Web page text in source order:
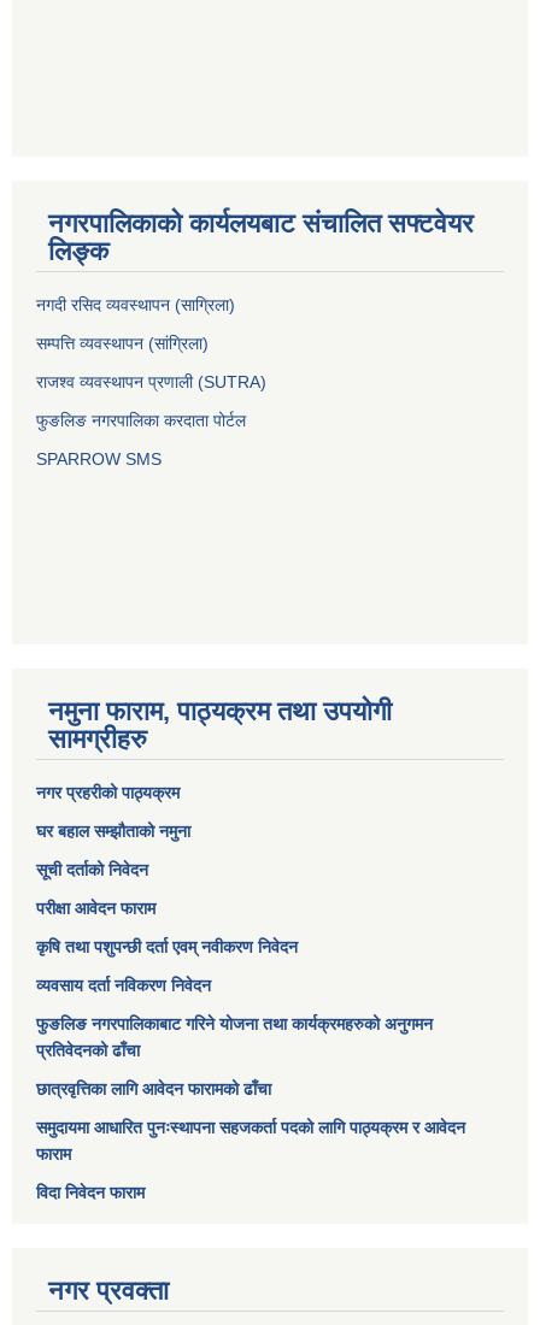
नगरपालिकाको कार्यलयबाट संचालित सफ्टवेयर
लिङ्क
नगदी रसिद व्यवस्थापन (साग्रिला)
सम्पत्ति व्यवस्थापन (सांग्रिला)
राजश्व व्यवस्थापन प्रणाली (SUTRA)
फुङलिङ नगरपालिका करदाता पोर्टल
SPARROW SMS
नमुना फाराम, पाठ्यक्रम तथा उपयोगी
सामग्रीहरु
नगर प्रहरीको पाठ्यक्रम
घर बहाल सम्झौताको नमुना
सूची दर्ताको निवेदन
परीक्षा आवेदन फाराम
कृषि तथा पशुपन्छी दर्ता एवम् नवीकरण निवेदन
व्यवसाय दर्ता नविकरण निवेदन
फुङलिङ नगरपालिकाबाट गरिने योजना तथा कार्यक्रमहरुको अनुगमन
प्रतिवेदनको ढाँचा
छात्रवृत्तिका लागि आवेदन फारामको ढाँचा
समुदायमा आधारित पुनःस्थापना सहजकर्ता पदको लागि पाठ्यक्रम र आवेदन
फाराम
विदा निवेदन फाराम
नगर प्रवक्ता